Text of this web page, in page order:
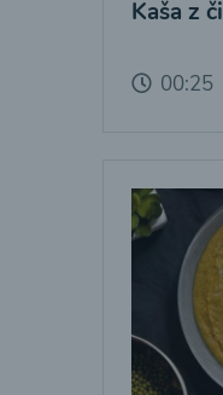
Kaša z
00:25